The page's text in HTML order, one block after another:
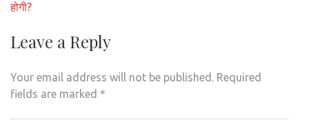
होगी?
Leave a Reply
Your email address will not be published. Required
fields are marked *